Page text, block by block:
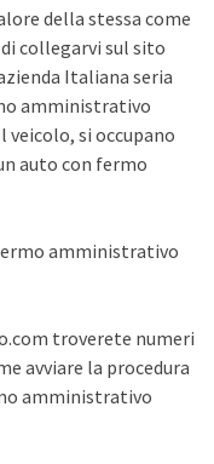
della stessa come
collegarvi sul sito
Italiana seria
amministrativo
veicolo, si occupano
auto con fermo
amministrativo
troverete numeri
avviare la procedura
amministrativo